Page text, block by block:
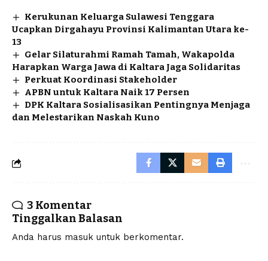
Kerukunan Keluarga Sulawesi Tenggara
Ucapkan Dirgahayu Provinsi Kalimantan Utara ke-
13
Gelar Silaturahmi Ramah Tamah, Wakapolda
Harapkan Warga Jawa di Kaltara Jaga Solidaritas
Perkuat Koordinasi Stakeholder
APBN untuk Kaltara Naik 17 Persen
DPK Kaltara Sosialisasikan Pentingnya Menjaga
dan Melestarikan Naskah Kuno
3 Komentar
Tinggalkan Balasan
Anda harus masuk untuk berkomentar.